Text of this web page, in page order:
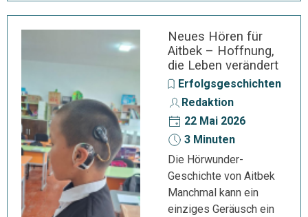
Neues Hören für
Aitbek – Hoffnung,
die Leben verändert
Erfolgsgeschichten
Redaktion
22 Mai 2026
3 Minuten
Die Hörwunder-
Geschichte von Aitbek
Manchmal kann ein
einziges Geräusch ein